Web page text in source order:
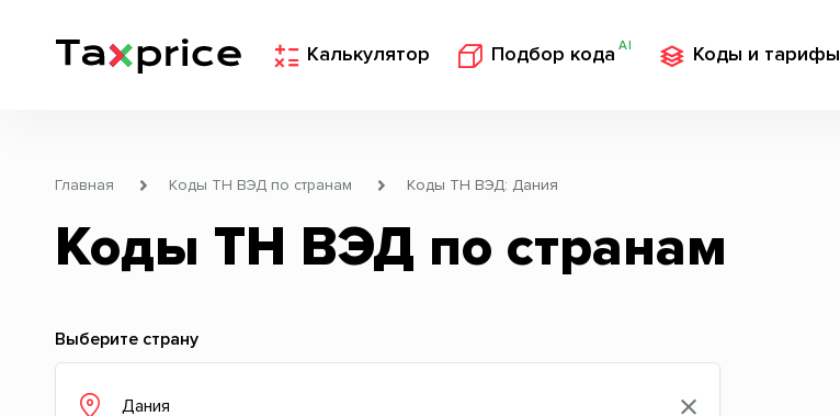
Калькулятор Подбор кода AI Коды и тарифы
Главная Коды ТН ВЭД по странам Коды ТН ВЭД: Дания
Коды ТН ВЭД по странам
Выберите страну